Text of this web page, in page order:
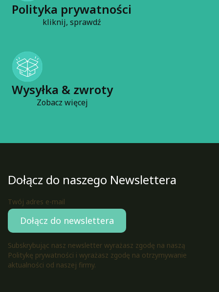
Polityka prywatności
kliknij, sprawdź
Wysyłka & zwroty
Zobacz więcej
Dołącz do naszego Newslettera
Twój adres e-mail
Dołącz do newslettera
Subskrybując nasz newsletter wyrażasz zgodę na naszą
Politykę prywatności i wyrażasz zgodę na otrzymywanie
aktualności od naszej firmy.